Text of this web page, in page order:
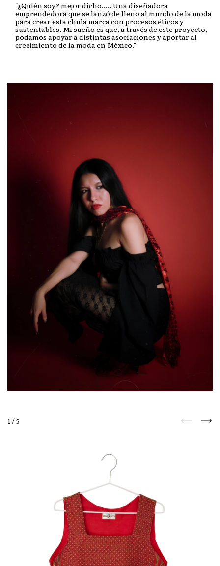
"¿Quién soy? mejor dicho..... Una diseñadora
emprendedora que se lanzó de lleno al mundo de la moda
para crear esta chula marca con procesos éticos y
sustentables. Mi sueño es que, a través de este proyecto,
podamos apoyar a distintas asociaciones y aportar al
crecimiento de la moda en México."
1/5